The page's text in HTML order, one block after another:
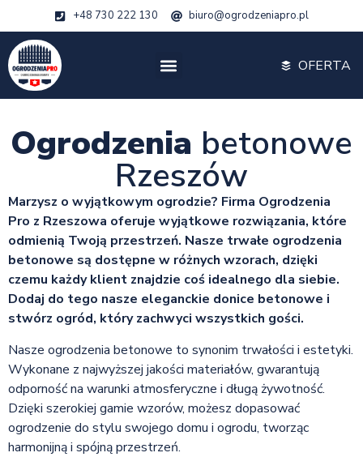
+48 730 222 130 biuro@ogrodzeniapro.pl
OFERTA
Ogrodzenia betonowe
Rzeszów
Marzysz o wyjątkowym ogrodzie? Firma Ogrodzenia
Pro z Rzeszowa oferuje wyjątkowe rozwiązania, które
odmienią Twoją przestrzeń. Nasze trwałe ogrodzenia
betonowe są dostępne w różnych wzorach, dzięki
czemu każdy klient znajdzie coś idealnego dla siebie.
Dodaj do tego nasze eleganckie donice betonowe i
stwórz ogród, który zachwyci wszystkich gości.
Nasze ogrodzenia betonowe to synonim trwałości i estetyki.
Wykonane z najwyższej jakości materiałów, gwarantują
odporność na warunki atmosferyczne i długą żywotność.
Dzięki szerokiej gamie wzorów, możesz dopasować
ogrodzenie do stylu swojego domu i ogrodu, tworząc
harmonijną i spójną przestrzeń.